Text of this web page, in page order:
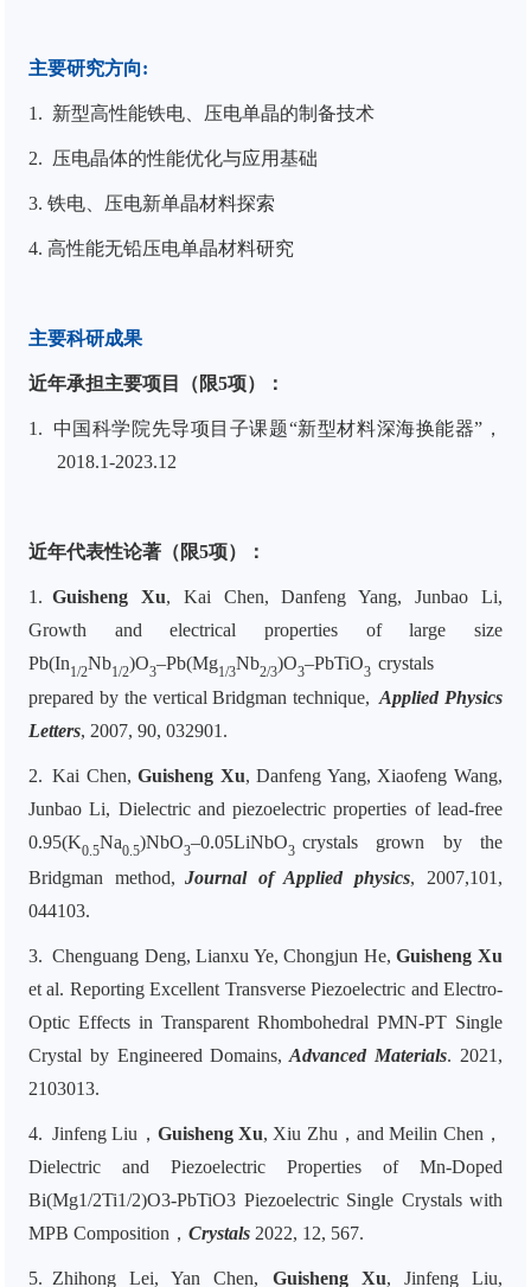
主要研究方向:
1. 新型高性能铁电、压电单晶的制备技术
2. 压电晶体的性能优化与应用基础
3. 铁电、压电新单晶材料探索
4. 高性能无铅压电单晶材料研究
主要科研成果
近年承担主要项目（限5项）：
1.
中国科学院先导项目子课题“新型材料深海换能器”，
2018.1-2023.12
近年代表性论著（限5项）：
1. Guisheng Xu, Kai Chen, Danfeng Yang, Junbao Li,
Growth and electrical properties of large size
Pb(In1/2Nb1/2)O3–Pb(Mg1/3Nb2/3)O3–PbTiO3 crystals
prepared by the vertical Bridgman technique,Applied Physics
Letters, 2007, 90, 032901.
2. Kai Chen,Guisheng Xu, Danfeng Yang, Xiaofeng Wang,
Junbao Li, Dielectric and piezoelectric properties of lead-free
0.95(K0.5Na0.5)NbO3–0.05LiNbO3 crystals grown by the
Bridgman method, Journal of Applied physics, 2007,101,
044103.
3. Chenguang Deng, Lianxu Ye, Chongjun He,Guisheng Xu
et al. Reporting Excellent Transverse Piezoelectric and Electro-
Optic Effects in Transparent Rhombohedral PMN-PT Single
Crystal by Engineered Domains, Advanced Materials. 2021,
2103013.
4. Jinfeng Liu， Guisheng Xu, Xiu Zhu，and Meilin Chen，
Dielectric and Piezoelectric Properties of Mn-Doped
Bi(Mg1/2Ti1/2)O3-PbTiO3 Piezoelectric Single Crystals with
MPB Composition， Crystals 2022, 12, 567.
5. Zhihong Lei, Yan Chen, Guisheng Xu, Jinfeng Liu,